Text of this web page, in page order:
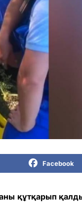
Facebook
құтқарып